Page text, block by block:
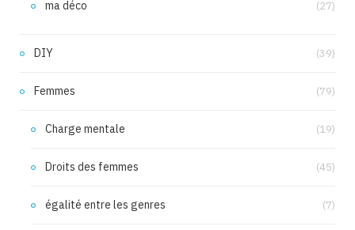
ma déco (27)
DIY (39)
Femmes (79)
Charge mentale (19)
Droits des femmes (45)
égalité entre les genres (7)